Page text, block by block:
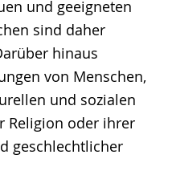
und geeigneten
sind daher
hinaus
von Menschen,
und sozialen
Religion oder ihrer
geschlechtlicher